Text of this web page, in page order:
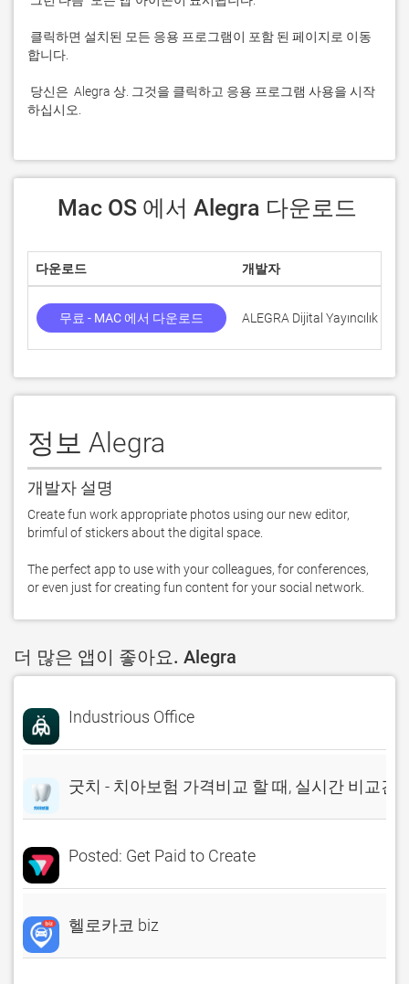
하십시오.
Mac OS 에서 Alegra 다운로드
다운로드 개발자
무료 - MAC 에서 다운로드 ALEGRA Dijital Yayıncılık A.Ş.
정보 Alegra
개발자 설명
Create fun work appropriate photos using our new editor,
brimful of stickers about the digital space.
The perfect app to use with your colleagues, for conferences,
or even just for creating fun content for your social network.
더 많은 앱이 좋아요. Alegra
Industrious Office
굿치 - 치아보험 가격비교 할 때, 실시간 비교견
Posted: Get Paid to Create
헬로카코 biz